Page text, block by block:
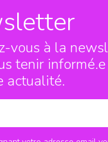
vous à la
tenir informé.e
actualité.